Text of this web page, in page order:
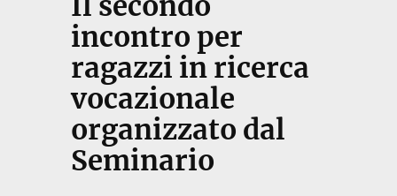
incontro per
ragazzi in ricerca
vocazionale
organizzato dal
Seminario